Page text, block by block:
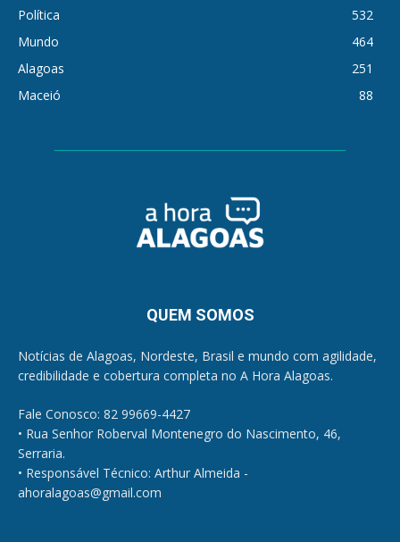
Política
532
Mundo
464
Alagoas
251
Maceió
88
QUEM SOMOS
Notícias de Alagoas, Nordeste, Brasil e mundo com agilidade,
credibilidade e cobertura completa no A Hora Alagoas.
Fale Conosco: 82 99669-4427
• Rua Senhor Roberval Montenegro do Nascimento, 46,
Serraria.
• Responsável Técnico: Arthur Almeida -
ahoralagoas@gmail.com